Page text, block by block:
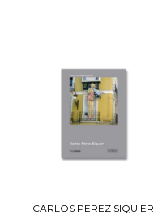
CARLOS PEREZ SIQUIER